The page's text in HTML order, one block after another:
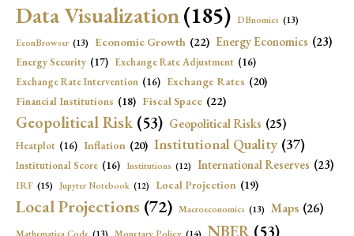
Data Visualization(185) DBnomics (13)
EconBrowser (13) Economic Growth (22) Energy Economics (23)
Energy Security (17) Exchange Rate Adjustment (16)
Exchange Rate Intervention (16) Exchange Rates (20)
Financial Institutions (18) Fiscal Space (22)
Geopolitical Risk (53) Geopolitical Risks (25)
Heatplot (16) Inflation (20) Institutional Quality (37)
Institutional Score (16) Institutions (12) International Reserves (23)
IRF (15) Jupyter Notebook (12) Local Projection (19)
Local Projections (72) Macroeconomics (13) Maps (26)
Mathematica Code (13) NBER (53)